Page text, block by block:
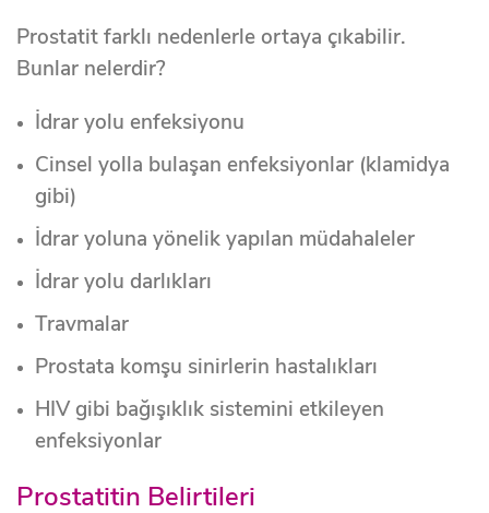
Prostatit farklı nedenlerle ortaya çıkabilir.
Bunlar nelerdir?
İdrar yolu enfeksiyonu
Cinsel yolla bulaşan enfeksiyonlar (klamidya
gibi)
İdrar yoluna yönelik yapılan müdahaleler
İdrar yolu darlıkları
Travmalar
Prostata komşu sinirlerin hastalıkları
HIV gibi bağışıklık sistemini etkileyen
enfeksiyonlar
Prostatitin Belirtileri